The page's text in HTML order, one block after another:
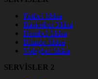
Futbol İddaa
Basketbol İddaa
Hentbol İddaa
Bilardo İddaa
Voleybol İddaa
SERVİSLER 2